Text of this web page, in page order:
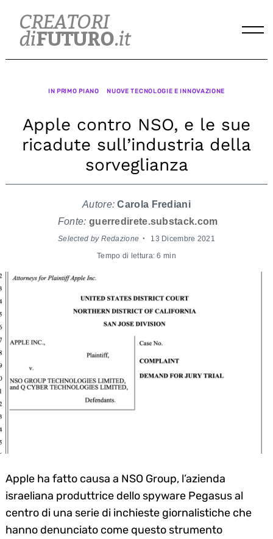
content
IN PRIMO PIANO NUOVE TECNOLOGIE E INNOVAZIONE
Apple contro NSO, e le sue
ricadute sull’industria della
sorveglianza
Autore: Carola Frediani
Fonte: guerredirete.substack.com
Selected by Redazione 13 Dicembre 2021
Tempo di lettura: 6 min
Apple ha fatto causa a NSO Group, l’azienda
israeliana produttrice dello spyware Pegasus al
centro di una serie di inchieste giornalistiche che
hanno denunciato come questo strumento